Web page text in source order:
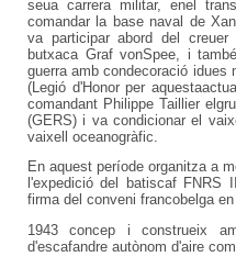
seua carrera militar, enel
comandar la base naval de
va participar abord del
butxaca Graf vonSpee, i
guerra amb condecoració
(Legió d'Honor per
comandant Philippe Taillier
(GERS) i va condicionar el
vaixell oceanogràfic.
En aquest període organitza a
l'expedició del batiscaf FNRS
firma del conveni francobelga
1943 concep i construeix
d'escafandre autònom d'aire